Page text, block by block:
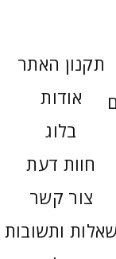
תקנון האתר
אודות
בלוג
חוות דעת
צור קשר
ותשובות